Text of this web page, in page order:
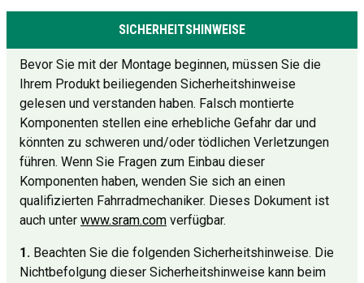
SICHERHEITSHINWEISE
Bevor Sie mit der Montage beginnen, müssen Sie die
Ihrem Produkt beiliegenden Sicherheitshinweise
gelesen und verstanden haben. Falsch montierte
Komponenten stellen eine erhebliche Gefahr dar und
könnten zu schweren und/oder tödlichen Verletzungen
führen. Wenn Sie Fragen zum Einbau dieser
Komponenten haben, wenden Sie sich an einen
qualifizierten Fahrradmechaniker. Dieses Dokument ist
auch unter www.sram.com verfügbar.
1. Beachten Sie die folgenden Sicherheitshinweise. Die
Nichtbefolgung dieser Sicherheitshinweise kann beim